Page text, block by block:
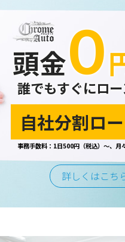
頭金０
誰でもすぐにロ
自社分割ロ
事務手数料：1日500円（税込）～、
詳しくはこち